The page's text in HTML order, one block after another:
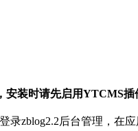
装时请先启用YTCMS插
录zblog2.2后台管理，在